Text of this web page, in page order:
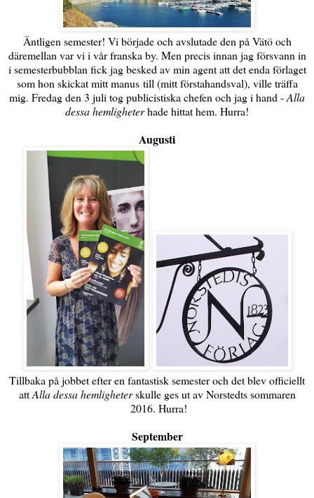
Äntligen semester! Vi började och avslutade den på Vätö och
däremellan var vi i vår franska by. Men precis innan jag försvann in
i semesterbubblan fick jag besked av min agent att det enda förlaget
som hon skickat mitt manus till (mitt förstahandsval), ville träffa
mig. Fredag den 3 juli tog publicistiska chefen och jag i hand -Alla
dessa hemligheterhade hittat hem. Hurra!
Augusti
Tillbaka på jobbet efter en fantastisk semester och det blev officiellt
attAlla dessa hemligheterskulle ges ut av Norstedts sommaren
2016. Hurra!
September